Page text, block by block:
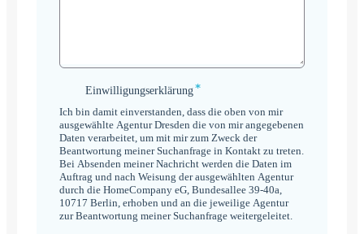
Einwilligungserklärung
Einwilligungserklärung*
Ich bin damit einverstanden, dass die oben von mir
ausgewählte Agentur Dresden die von mir angegebenen
Daten verarbeitet, um mit mir zum Zweck der
Beantwortung meiner Suchanfrage in Kontakt zu treten.
Bei Absenden meiner Nachricht werden die Daten im
Auftrag und nach Weisung der ausgewählten Agentur
durch die HomeCompany eG, Bundesallee 39-40a,
10717 Berlin, erhoben und an die jeweilige Agentur
zur Beantwortung meiner Suchanfrage weitergeleitet.